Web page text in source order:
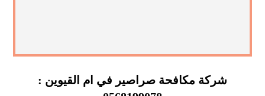
شركة مكافحة صراصير في ام القيوين :